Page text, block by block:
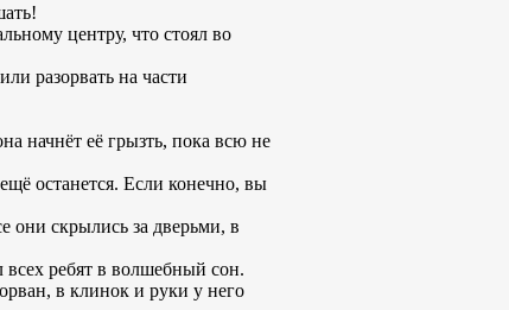
центру, что стоял во
разорвать на части
начнёт её грызть, пока всю не
останется. Если конечно, вы
они скрылись за дверьми, в
ребят в волшебный сон.
в клинок и руки у него